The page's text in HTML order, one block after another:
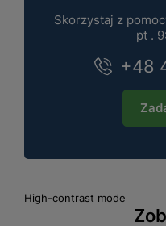
Skorzystaj z
pt .
+48
High-contrast mode